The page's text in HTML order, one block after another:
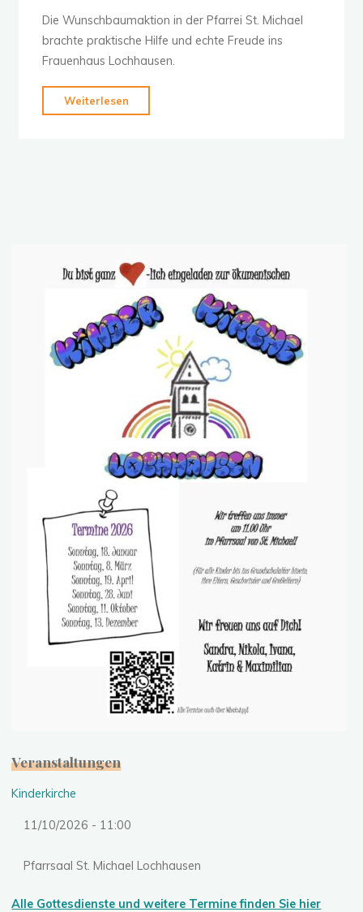
Die Wunschbaumaktion in der Pfarrei St. Michael
brachte praktische Hilfe und echte Freude ins
Frauenhaus Lochhausen.
Weiterlesen
Sternen
Veranstaltungen
Kinderkirche
11/10/2026 - 11:00
Pfarrsaal St. Michael Lochhausen
Alle Gottesdienste und weitere Termine finden Sie hier